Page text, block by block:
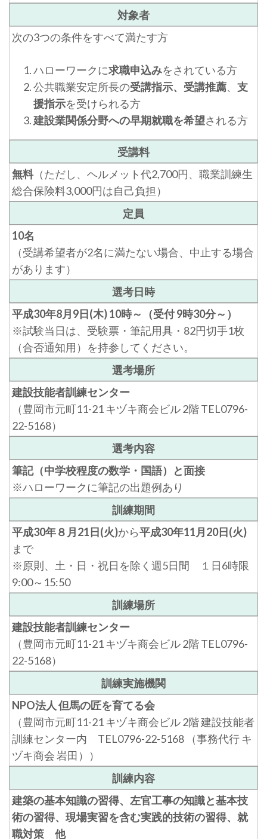
対象者
次の3つの条件をすべて満たす方
ハローワークに求職申込みをされている方
公共職業安定所長の受講指示、受講推薦、 支
援指示を受けられる方
建設業関係分野への早期就職を希望される方
受講料
無料（ただし、ヘルメット代2,700円、職業訓練生
総合保険料3,000円は自己負担）
定員
10名
（受講希望者が2名に満たない場合、中止する場合
があります）
選考日時
平成30年8月9日(木) 10時～（受付 9時30分～）
※試験当日は、受験票・筆記用具・82円切手1枚
（合否通知用）を持参してください。
選考場所
建設技能者訓練センター
（豊岡市元町11-21 キヅキ商会ビル 2階 TEL0796-
22-5168）
選考内容
筆記（中学校程度の数学・国語）と面接
※ハローワークに筆記の出題例あり
訓練期間
平成30年８月21日(火)から平成30年11月20日(火)
まで
※原則、土・日・祝日を除く週5日間 １日6時限
9:00～15:50
訓練場所
建設技能者訓練センター
（豊岡市元町11-21 キヅキ商会ビル 2階 TEL0796-
22-5168）
訓練実施機関
NPO法人 但馬の匠を育てる会
（豊岡市元町11-21 キヅキ商会ビル 2階 建設技能者
訓練センター内 TEL0796-22-5168 （事務代行 キ
ヅキ商会 岩田））
訓練内容
建築の基本知識の習得、左官工事の知識と基本技
術の習得、現場実習を含む実践的技術の習得、就
職対策 他